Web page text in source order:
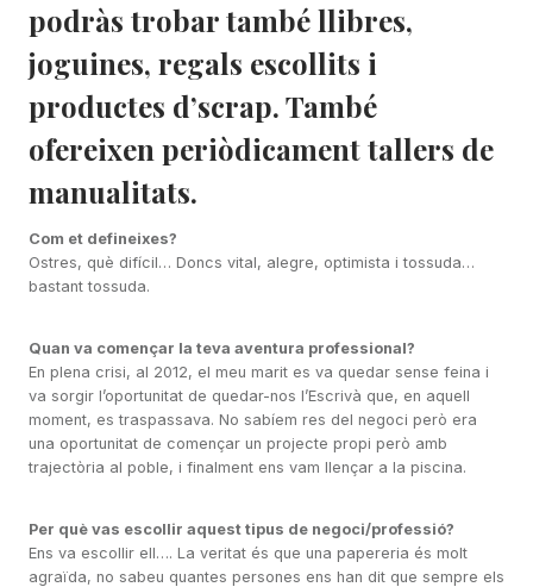
podràs trobar també llibres,
joguines, regals escollits i
productes d’scrap. També
ofereixen periòdicament tallers de
manualitats.
Com et defineixes?
Ostres, què difícil… Doncs vital, alegre, optimista i tossuda…
bastant tossuda.
Quan va començar la teva aventura professional?
En plena crisi, al 2012, el meu marit es va quedar sense feina i
va sorgir l’oportunitat de quedar-nos l’Escrivà que, en aquell
moment, es traspassava. No sabíem res del negoci però era
una oportunitat de començar un projecte propi però amb
trajectòria al poble, i finalment ens vam llençar a la piscina.
Per què vas escollir aquest tipus de negoci/professió?
Ens va escollir ell…. La veritat és que una papereria és molt
agraïda, no sabeu quantes persones ens han dit que sempre els